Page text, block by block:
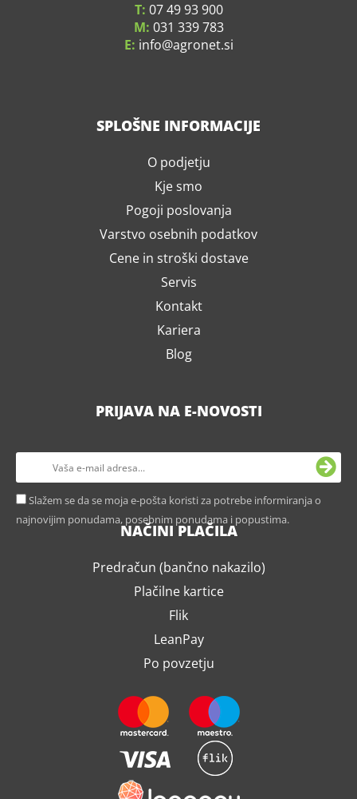
T: 07 49 93 900
M: 031 339 783
E: info agronet.si
SPLOŠNE INFORMACIJE
O podjetju
Kje smo
Pogoji poslovanja
Varstvo osebnih podatkov
Cene in stroški dostave
Servis
Kontakt
Kariera
Blog
PRIJAVA NA E-NOVOSTI
Slažem se da se moja e-pošta koristi za potrebe informiranja o
najnovijim ponudama, posebnim ponudama i popustima.
NAČINI PLAČILA
Predračun (bančno nakazilo)
Plačilne kartice
Flik
LeanPay
Po povzetju